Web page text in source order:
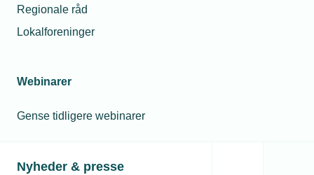
Regionale råd
Lokalforeninger
Webinarer
Gense tidligere webinarer
Nyheder & presse